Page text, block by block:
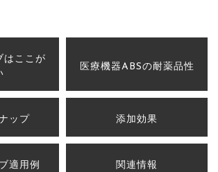
はここが
医療機器ABSの耐薬品性
ップ 添加効果
適用例 関連情報